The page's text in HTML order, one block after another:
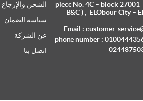
piece No. 4C – block
B&C ) , ELObour City –
Email :customer-
phone number :
-
الشحن والإرجاع
سياسة الضمان
عن الشركة
اتصل بنا